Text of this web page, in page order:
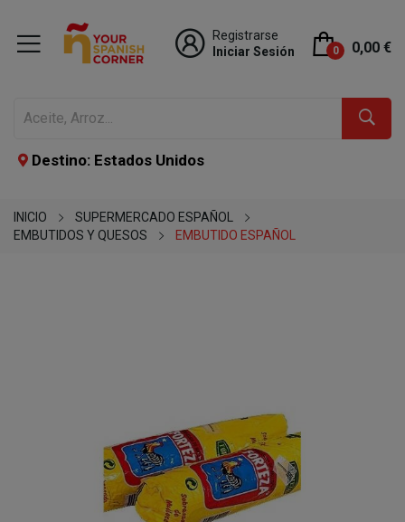
Registrarse
Iniciar Sesión
0 0,00 €
Destino: Estados Unidos
INICIO
SUPERMERCADO ESPAÑOL
EMBUTIDOS Y QUESOS
EMBUTIDO ESPAÑOL